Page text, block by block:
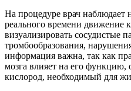
На процедуре врач наблюдает
реального времени движение
визуализировать сосудистые
тромбообразования,
информация важна, так как
мозга влияет на его функцию,
кислород, необходимый для